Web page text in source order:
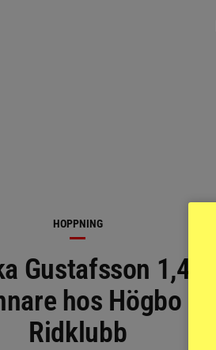
HOPPNING
Gustafsson 1,45-
hos Högbo
Ridklubb